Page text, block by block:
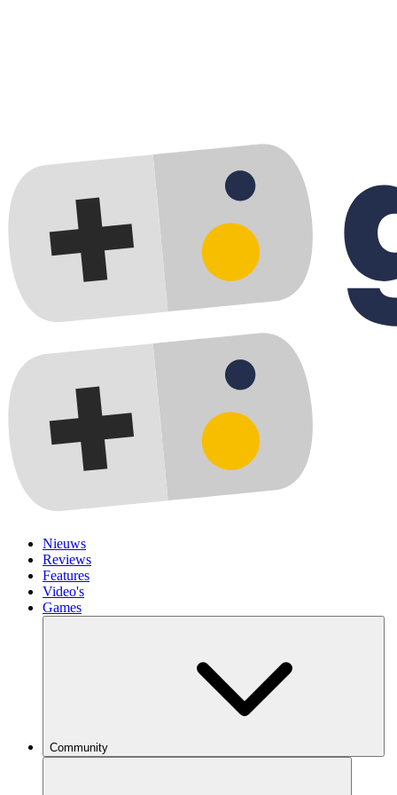
Nieuws
Reviews
Features
Video's
Games
Community